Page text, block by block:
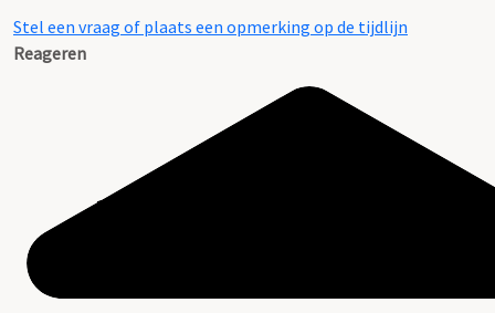
Stel een vraag of plaats een opmerking op de tijdlijn
Reageren